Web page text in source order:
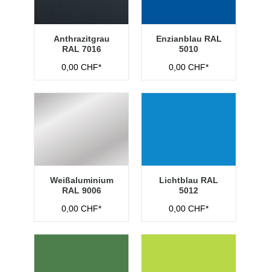
Anthrazitgrau
RAL 7016
0,00 CHF*
Enzianblau RAL
5010
0,00 CHF*
Weißaluminium
RAL 9006
0,00 CHF*
Lichtblau RAL
5012
0,00 CHF*